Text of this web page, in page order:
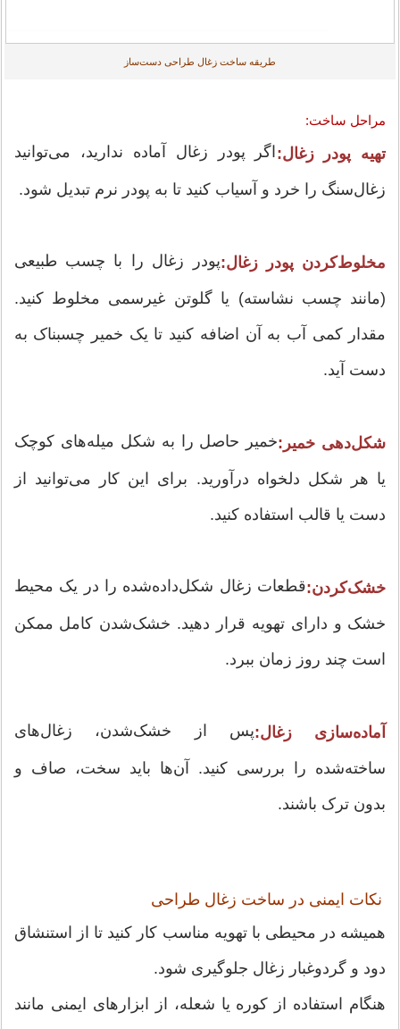
طریقه ساخت زغال طراحی دست‌ساز
مراحل ساخت:
تهیه پودر زغال: اگر پودر زغال آماده ندارید، می‌توانید
زغال‌سنگ را خرد و آسیاب کنید تا به پودر نرم تبدیل شود.
مخلوط‌کردن پودر زغال:پودر زغال را با چسب طبیعی
(مانند چسب نشاسته) یا گلوتن غیرسمی مخلوط کنید.
مقدار کمی آب به آن اضافه کنید تا یک خمیر چسبناک به
دست آید.
شکل‌دهی خمیر:خمیر حاصل را به شکل میله‌های کوچک
یا هر شکل دلخواه درآورید. برای این کار می‌توانید از
دست یا قالب استفاده کنید.
خشک‌کردن:قطعات زغال شکل‌داده‌شده را در یک محیط
خشک و دارای تهویه قرار دهید. خشک‌شدن کامل ممکن
است چند روز زمان ببرد.
آماده‌سازی زغال:پس از خشک‌شدن، زغال‌های
ساخته‌شده را بررسی کنید. آن‌ها باید سخت، صاف و
بدون ترک باشند.
نکات ایمنی در ساخت زغال طراحی
همیشه در محیطی با تهویه مناسب کار کنید تا از استنشاق
دود و گردوغبار زغال جلوگیری شود.
هنگام استفاده از کوره یا شعله، از ابزارهای ایمنی مانند